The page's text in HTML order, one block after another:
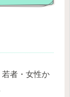
者・女性か